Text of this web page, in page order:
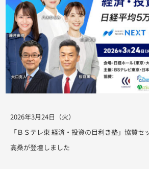
2026年3月24日（火）
「ＢＳテレ東 経済・投資の目利き塾」協賛セ
高桑が登壇しました